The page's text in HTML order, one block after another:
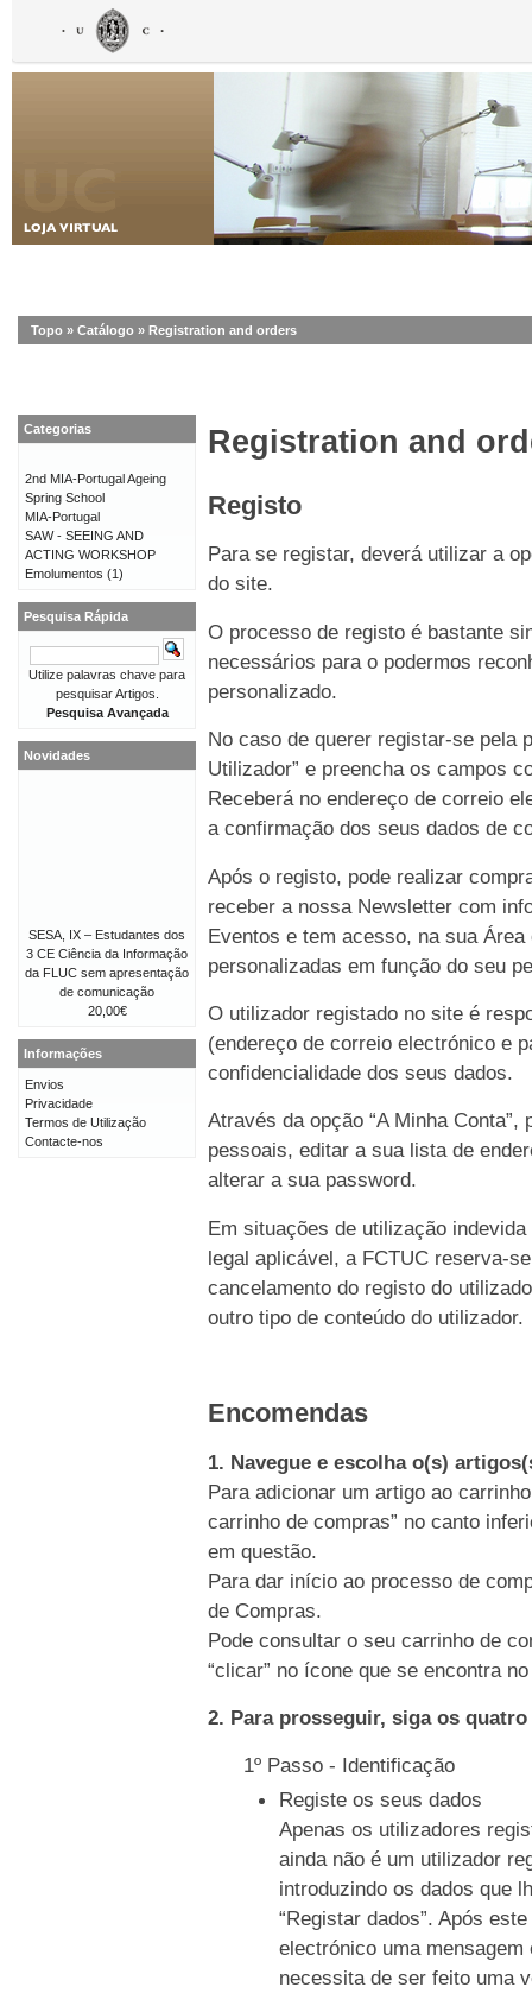
Topo » Catálogo » Registration and orders
Registration and
Registo
Para se registar, deverá utilizar a
do site.
O processo de registo é bastante
necessários para o podermos
personalizado.
No caso de querer registar-se pela
Utilizador” e preencha os campos
Receberá no endereço de correio
a confirmação dos seus dados de
Após o registo, pode realizar
receber a nossa Newsletter com
Eventos e tem acesso, na sua
personalizadas em função do seu
O utilizador registado no site é
(endereço de correio electrónico e
confidencialidade dos seus dados.
Através da opção “A Minha
pessoais, editar a sua lista de
alterar a sua password.
Em situações de utilização
legal aplicável, a FCTUC reserva-
cancelamento do registo do
outro tipo de conteúdo do utilizador.
Encomendas
1. Navegue e escolha o(s)
Para adicionar um artigo ao
carrinho de compras” no canto
em questão.
Para dar início ao processo de
de Compras.
Pode consultar o seu carrinho de
“clicar” no ícone que se encontra
2. Para prosseguir, siga os
1º Passo - Identificação
Registe os seus dados
Apenas os utilizadores
ainda não é um utilizador
introduzindo os dados que
“Registar dados”. Após
electrónico uma
necessita de ser feito uma
Categorias
2nd MIA-Portugal Ageing
Spring School
MIA-Portugal
SAW - SEEING AND
ACTING WORKSHOP
Emolumentos (1)
Pesquisa Rápida
Utilize palavras chave para
pesquisar Artigos.
Pesquisa Avançada
Novidades
SESA, IX – Estudantes dos
3 CE Ciência da Informação
da FLUC sem apresentação
de comunicação
20,00€
Informações
Envios
Privacidade
Termos de Utilização
Contacte-nos